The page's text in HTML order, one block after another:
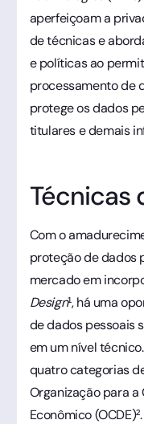
aperfeiçoam a
de técnicas e
e políticas ao
processamento de
protege os dados
titulares e demais
Técnicas
Com o
proteção de dados
mercado em
Design¹, há uma
de dados pessoais
em um nível
quatro categorias
Organização para
Econômico (OCDE)².